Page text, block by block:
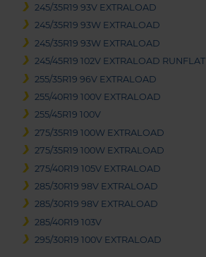
245/35R19 93V EXTRALOAD
245/35R19 93W EXTRALOAD
245/35R19 93W EXTRALOAD
245/45R19 102V EXTRALOAD RUNFLAT
255/35R19 96V EXTRALOAD
255/40R19 100V EXTRALOAD
255/45R19 100V
275/35R19 100W EXTRALOAD
275/35R19 100W EXTRALOAD
275/40R19 105V EXTRALOAD
285/30R19 98V EXTRALOAD
285/30R19 98V EXTRALOAD
285/40R19 103V
295/30R19 100V EXTRALOAD